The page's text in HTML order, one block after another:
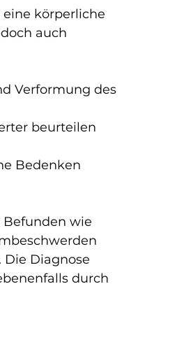
körperliche
auch
Verformung des
beurteilen
Bedenken
Befunden wie
Diagnose
durch